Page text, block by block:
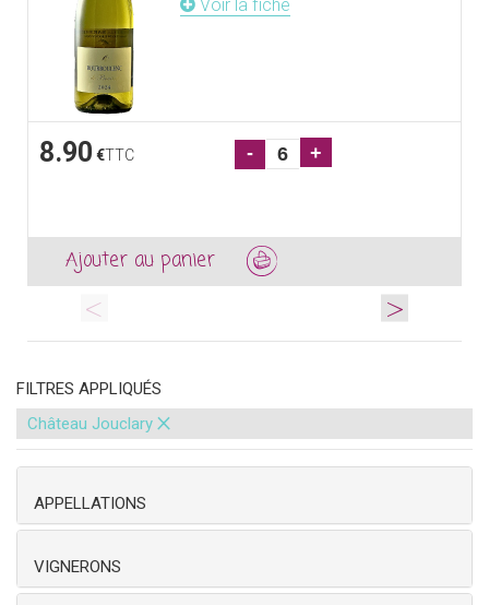
<
Voir la fiche
8.90 €TTC - +
Ajouter au panier
>
FILTRES APPLIQUÉS
Château Jouclary ×
APPELLATIONS
VIGNERONS